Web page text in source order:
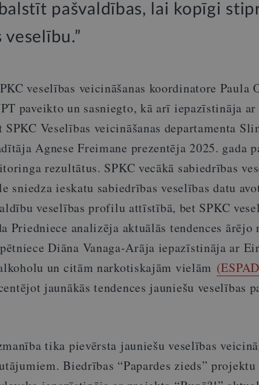
pašvaldības, lai kopīgi
veselības veicināšanas koordinatore Paula
paveikto un sasniegto, kā arī iepazīstināja ar
Veselības veicināšanas departamenta
Agnese Freimane prezentēja 2025. gada
rezultātus. SPKC vecākā sabiedrības
sniedza ieskatu sabiedrības veselības datu
veselības profilu attīstībā, bet SPKC
Priedniece analizēja aktuālās tendences ārējo
Diāna Vanaga-Arāja iepazīstināja ar
un citām narkotiskajām vielām (ESPAD
jaunākās tendences jauniešu veselības
tika pievērsta jauniešu veselības
Biedrības “Papardes zieds” projektu